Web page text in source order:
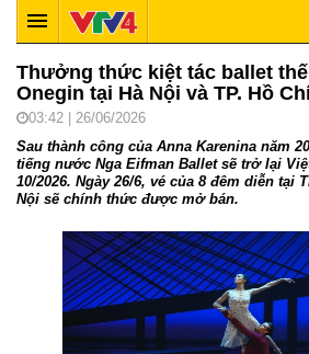
Thưởng thức kiệt tác ballet
Onegin tại Hà Nội và TP. Hồ
03:42 | 26/06/2026
Sau thành công của Anna Karenina năm
tiếng nước Nga Eifman Ballet sẽ trở lại
10/2026. Ngày 26/6, vé của 8 đêm diễn tại
Nội sẽ chính thức được mở bán.